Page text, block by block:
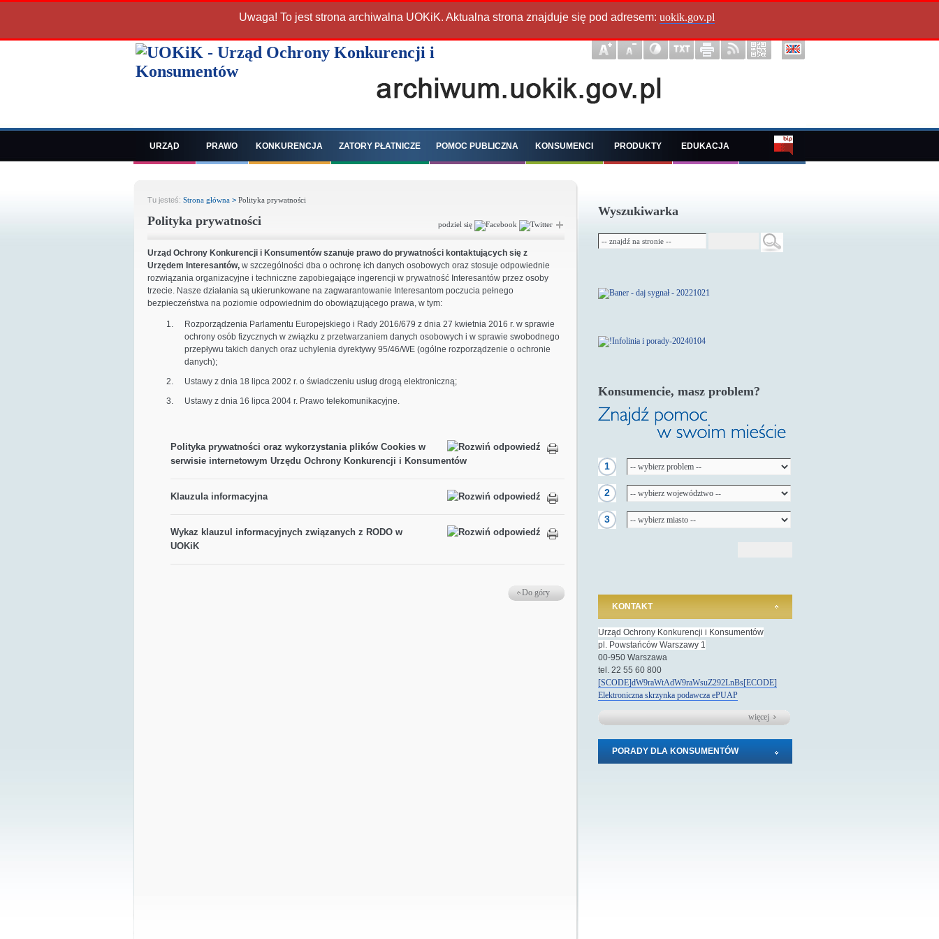
Uwaga! To jest strona archiwalna UOKiK. Aktualna strona znajduje się pod adresem: uokik.gov.pl
URZĄD PRAWO KONKURENCJA ZATORY PŁATNICZE POMOC PUBLICZNA KONSUMENCI PRODUKTY EDUKACJA
Tu jesteś: Strona główna> Polityka prywatności
Polityka prywatności podziel się
Urząd Ochrony Konkurencji i Konsumentów szanuje prawo do prywatności kontaktujących się z
Urzędem Interesantów, w szczególności dba o ochronę ich danych osobowych oraz stosuje odpowiednie
rozwiązania organizacyjne i techniczne zapobiegające ingerencji w prywatność Interesantów przez osoby
trzecie. Nasze działania są ukierunkowane na zagwarantowanie Interesantom poczucia pełnego
bezpieczeństwa na poziomie odpowiednim do obowiązującego prawa, w tym:
Rozporządzenia Parlamentu Europejskiego i Rady 2016/679 z dnia 27 kwietnia 2016 r. w sprawie
ochrony osób fizycznych w związku z przetwarzaniem danych osobowych i w sprawie swobodnego
przepływu takich danych oraz uchylenia dyrektywy 95/46/WE (ogólne rozporządzenie o ochronie
danych);
Ustawy z dnia 18 lipca 2002 r. o świadczeniu usług drogą elektroniczną;
Ustawy z dnia 16 lipca 2004 r. Prawo telekomunikacyjne.
Polityka prywatności oraz wykorzystania plików Cookies w
serwisie internetowym Urzędu Ochrony Konkurencji i Konsumentów
Klauzula informacyjna
Wykaz klauzul informacyjnych związanych z RODO w
UOKiK
Do góry
Wyszukiwarka
Konsumencie, masz problem?
1
2
3
KONTAKT
Urząd Ochrony Konkurencji i Konsumentów
pl. Powstańców Warszawy 1
00-950 Warszawa
tel. 22 55 60 800
[SCODE]dW9raWtAdW9raWsuZ292LnBs[ECODE]
Elektroniczna skrzynka podawcza ePUAP
więcej
PORADY DLA KONSUMENTÓW